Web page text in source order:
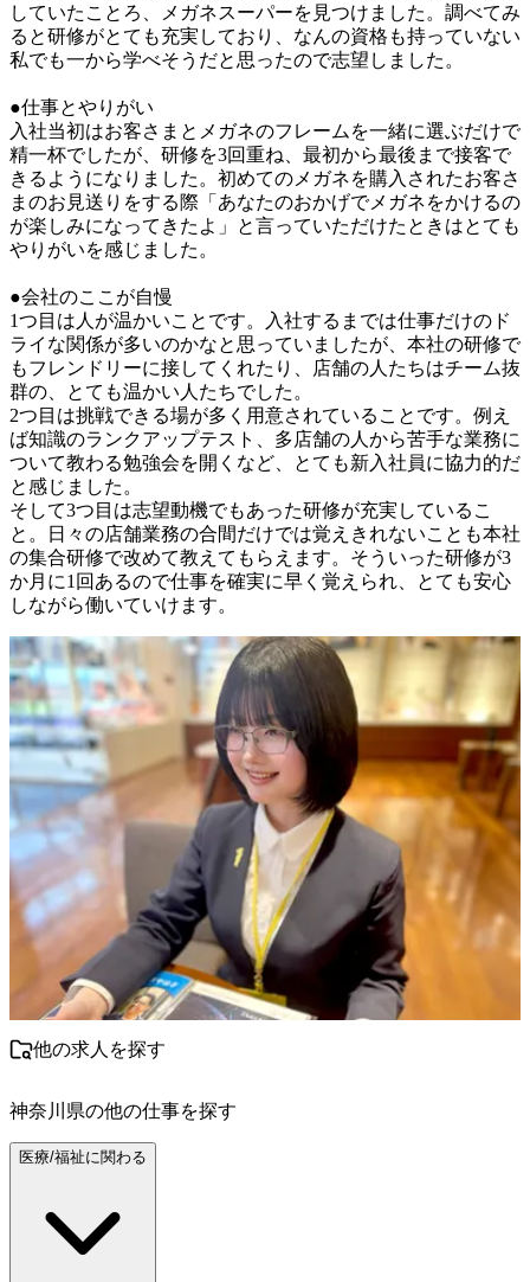
していたことろ、メガネスーパーを見つけました。調べてみ
ると研修がとても充実しており、なんの資格も持っていない
私でも一から学べそうだと思ったので志望しました。
●仕事とやりがい
入社当初はお客さまとメガネのフレームを一緒に選ぶだけで
精一杯でしたが、研修を3回重ね、最初から最後まで接客で
きるようになりました。初めてのメガネを購入されたお客さ
まのお見送りをする際「あなたのおかげでメガネをかけるの
が楽しみになってきたよ」と言っていただけたときはとても
やりがいを感じました。
●会社のここが自慢
1つ目は人が温かいことです。入社するまでは仕事だけのド
ライな関係が多いのかなと思っていましたが、本社の研修で
もフレンドリーに接してくれたり、店舗の人たちはチーム抜
群の、とても温かい人たちでした。
2つ目は挑戦できる場が多く用意されていることです。例え
ば知識のランクアップテスト、多店舗の人から苦手な業務に
ついて教わる勉強会を開くなど、とても新入社員に協力的だ
と感じました。
そして3つ目は志望動機でもあった研修が充実しているこ
と。日々の店舗業務の合間だけでは覚えきれないことも本社
の集合研修で改めて教えてもらえます。そういった研修が3
か月に1回あるので仕事を確実に早く覚えられ、とても安心
しながら働いていけます。
他の求人を探す
神奈川県の他の仕事を探す
医療/福祉に関わる